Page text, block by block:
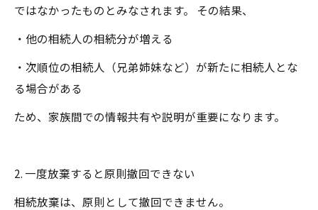
ではなかったものとみなされます。 その結果、
・他の相続人の相続分が増える
・次順位の相続人（兄弟姉妹など）が新たに相続人とな
る場合がある
ため、家族間での情報共有や説明が重要になります。
2. 一度放棄すると原則撤回できない
相続放棄は、原則として撤回できません。